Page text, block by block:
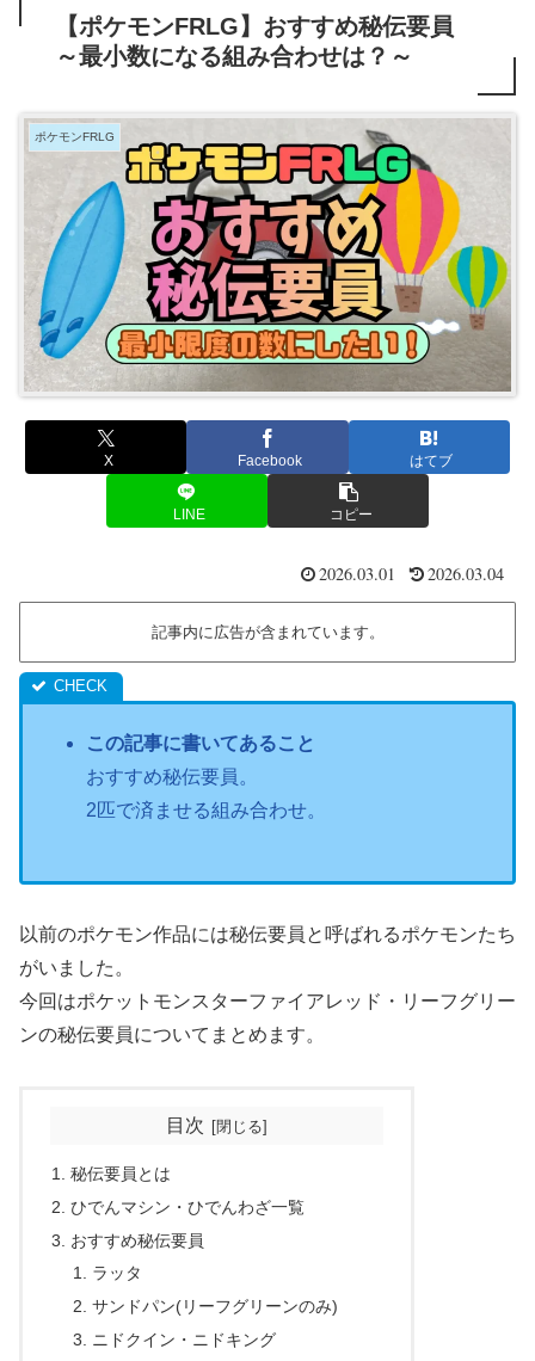
【ポケモンFRLG】おすすめ秘伝要員
～最小数になる組み合わせは？～
ポケモンFRLG
X Facebook はてブ
LINE コピー
2026.03.01 2026.03.04
記事内に広告が含まれています。
この記事に書いてあること
おすすめ秘伝要員。
2匹で済ませる組み合わせ。
以前のポケモン作品には秘伝要員と呼ばれるポケモンたち
がいました。
今回はポケットモンスターファイアレッド・リーフグリー
ンの秘伝要員についてまとめます。
目次
秘伝要員とは
ひでんマシン・ひでんわざ一覧
おすすめ秘伝要員
ラッタ
サンドパン(リーフグリーンのみ)
ニドクイン・ニドキング